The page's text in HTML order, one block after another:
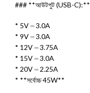
### **আউটপুট (USB-C):**
* 5V ⎓ 3.0A
* 9V ⎓ 3.0A
* 12V ⎓ 3.75A
* 15V ⎓ 3.0A
* 20V ⎓ 2.25A
* **সর্বোচ্চ 45W**